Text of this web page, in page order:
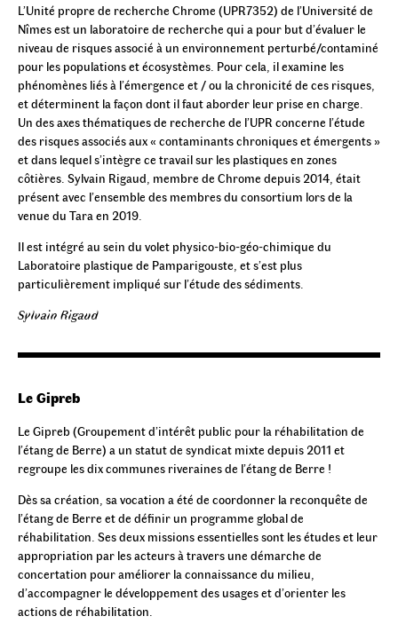
L’Unité propre de recherche Chrome (UPR7352) de l’Université de
Nîmes est un laboratoire de recherche qui a pour but d’évaluer le
niveau de risques associé à un environnement perturbé/contaminé
pour les populations et écosystèmes. Pour cela, il examine les
phénomènes liés à l’émergence et / ou la chronicité de ces risques,
et déterminent la façon dont il faut aborder leur prise en charge.
Un des axes thématiques de recherche de l’UPR concerne l’étude
des risques associés aux « contaminants chroniques et émergents »
et dans lequel s’intègre ce travail sur les plastiques en zones
côtières. Sylvain Rigaud, membre de Chrome depuis 2014, était
présent avec l’ensemble des membres du consortium lors de la
venue du Tara en 2019.
Il est intégré au sein du volet physico-bio-géo-chimique du
Laboratoire plastique de Pamparigouste, et s’est plus
particulièrement impliqué sur l’étude des sédiments.
Sylvain Rigaud
Le Gipreb
Le Gipreb (Groupement d’intérêt public pour la réhabilitation de
l’étang de Berre) a un statut de syndicat mixte depuis 2011 et
regroupe les dix communes riveraines de l’étang de Berre !
Dès sa création, sa vocation a été de coordonner la reconquête de
l’étang de Berre et de définir un programme global de
réhabilitation. Ses deux missions essentielles sont les études et leur
appropriation par les acteurs à travers une démarche de
concertation pour améliorer la connaissance du milieu,
d’accompagner le développement des usages et d’orienter les
actions de réhabilitation.